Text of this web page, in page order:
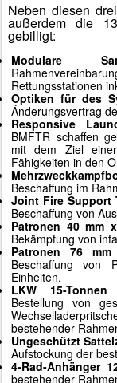
Neben diesen
außerdem die 13
gebilligt:
Modulare
Rettungsstationen
Optiken für des
Änderungsvertrag
Responsive
BMFTR schaffen
mit dem Ziel einer
Fähigkeiten in den
Beschaffung im
Joint Fire Support
Beschaffung von
Patronen 40 mm
Bekämpfung von
Patronen 76
Beschaffung von
Einheiten.
LKW 15-
Bestellung von
bestehender
Ungeschützt
Aufstockung der
4-Rad-Anhänger
bestehender